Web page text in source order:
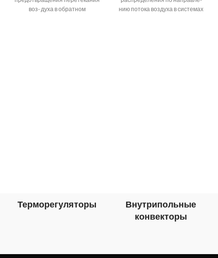
воз- духа в обратном
нию потока воздуха в системах
Терморегуляторы
Внутрипольные
конвекторы